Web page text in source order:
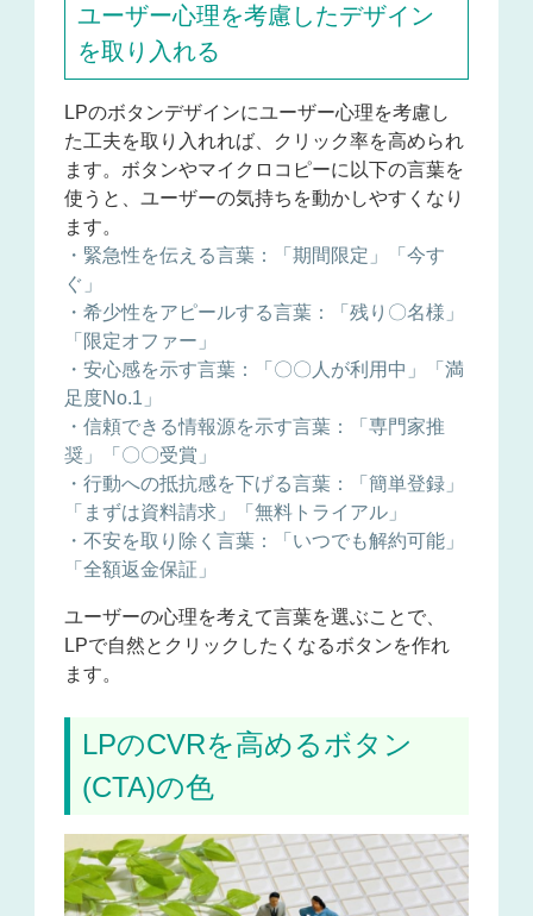
ユーザー心理を考慮したデザイン
を取り入れる
LPのボタンデザインにユーザー心理を考慮し
た工夫を取り入れれば、クリック率を高められ
ます。 ボタンやマイクロコピーに以下の言葉を
使うと、ユーザーの気持ちを動かしやすくなり
ます。
・緊急性を伝える言葉：「期間限定」「今す
ぐ」
・希少性をアピールする言葉：「残り〇名様」
「限定オファー」
・安心感を示す言葉：「〇〇人が利用中」「満
足度No.1」
・信頼できる情報源を示す言葉：「専門家推
奨」「〇〇受賞」
・行動への抵抗感を下げる言葉：「簡単登録」
「まずは資料請求」「無料トライアル」
・不安を取り除く言葉：「いつでも解約可能」
「全額返金保証」
ユーザーの心理を考えて言葉を選ぶことで、
LPで自然とクリックしたくなるボタンを作れ
ます。
LPのCVRを高めるボタン
(CTA)の色